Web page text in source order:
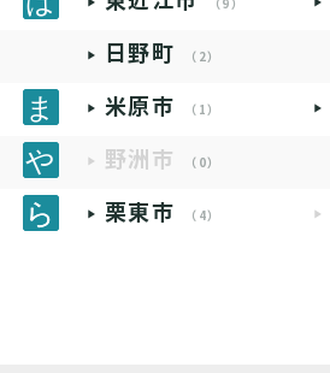
（9）
日野町 （2）
米原市 （1）
野洲市 （0）
栗東市 （4）